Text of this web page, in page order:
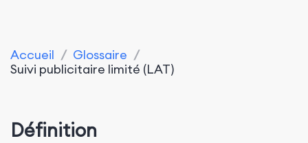
Accueil / Glossaire /
Suivi publicitaire limité (LAT)
Définition